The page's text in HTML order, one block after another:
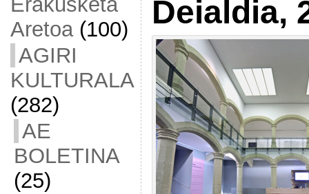
Aretoa(100)
AGIRI
KULTURALA
(282)
AE
BOLETINA
(25)
Deialdia,